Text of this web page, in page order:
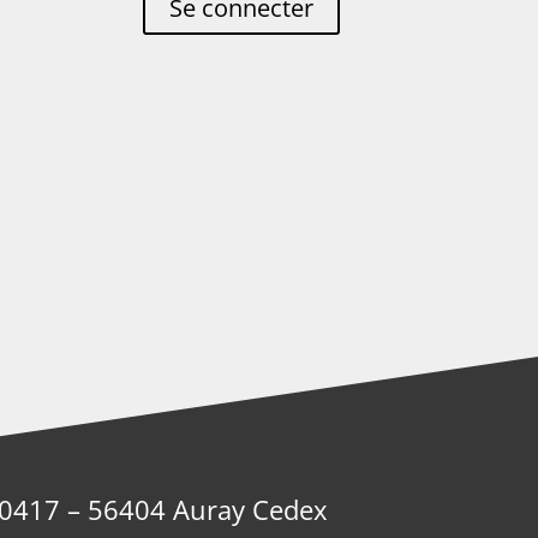
Se connecter
– 56404 Auray Cedex